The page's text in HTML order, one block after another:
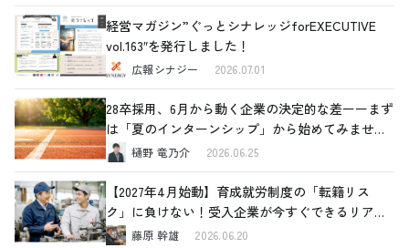
経営マガジン”ぐっとシナレッジforEXECUTIVE
vol.163″を発行しました！
広報シナジー 2026.07.01
28卒採用、6月から動く企業の決定的な差ーーまず
は「夏のインターンシップ」から始めてみません
か
樋野 竜乃介 2026.06.25
【2027年4月始動】育成就労制度の「転籍リス
ク」に負けない！受入企業が今すぐできるリアル
な対策藤原 幹雄 2026.06.20